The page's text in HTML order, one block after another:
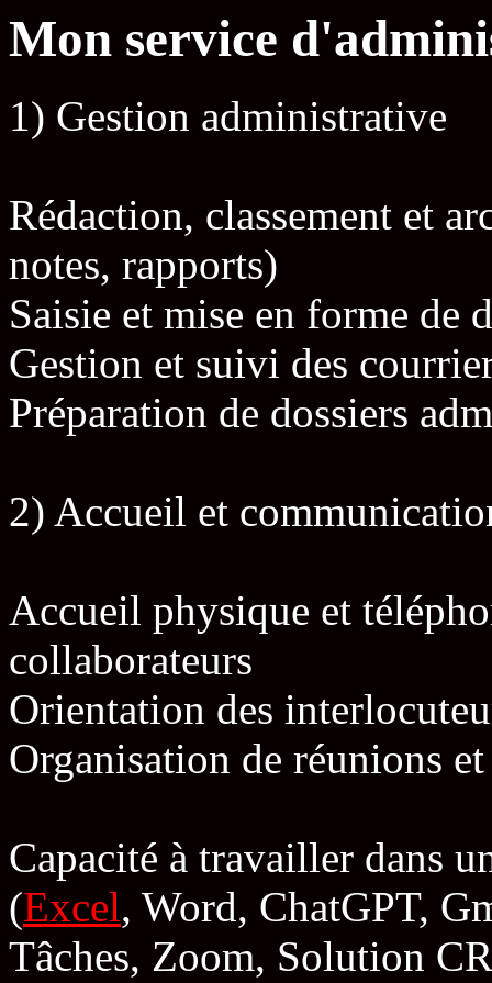
Mon service
1) Gestion administrative
Rédaction, classement et
notes, rapports)
Saisie et mise en forme de
Gestion et suivi des
Préparation de dossiers
2) Accueil et
Accueil physique et
collaborateurs
Orientation des
Organisation de réunions
Capacité à travailler dans
(Excel, Word, ChatGPT,
Tâches, Zoom, Solution